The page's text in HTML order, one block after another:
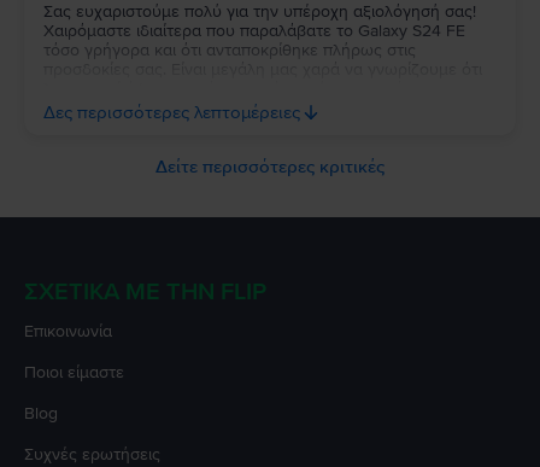
Σας ευχαριστούμε πολύ για την υπέροχη αξιολόγησή σας!
Χαιρόμαστε ιδιαίτερα που παραλάβατε το Galaxy S24 FE
τόσο γρήγορα και ότι ανταποκρίθηκε πλήρως στις
απόλυτα ικανοποιημένη. Σας ευχαριστούμε για την
εμπιστοσύνη σας και σας ευχόμαστε να χαρείτε τη νέα σας
Δες περισσότερες λεπτομέρειες
Δείτε περισσότερες κριτικές
ΣΧΕΤΙΚΆ ΜΕ ΤΗΝ FLIP
Επικοινωνία
Ποιοι είμαστε
Blog
Συχνές ερωτήσεις